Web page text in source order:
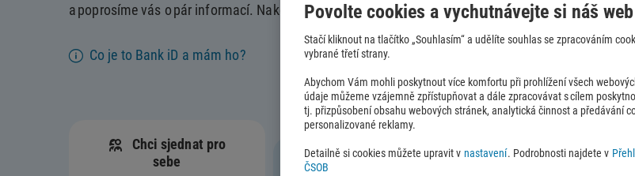
a poprosíme vás o pár informací. Nakonec spolu podepíšeme smlouvu a vaše nové stavebko bude
Co je to Bank iD a mám ho?
Chci sjednat pro
sebe
Sjednat pro své dítě
Povolte cookies a vychutnávejte si náš
Stačí kliknout na tlačítko „Souhlasím“ a udělíte souhlas se zpracováním
vybrané třetí strany.
Abychom Vám mohli poskytnout více komfortu při prohlížení všech
údaje můžeme vzájemně zpřístupňovat a dále zpracovávat s cílem
tj. přizpůsobení obsahu webových stránek, analytická činnost a předávání
personalizované reklamy.
Detailně si cookies můžete upravit v nastavení. Podrobnosti najdete v
ČSOB